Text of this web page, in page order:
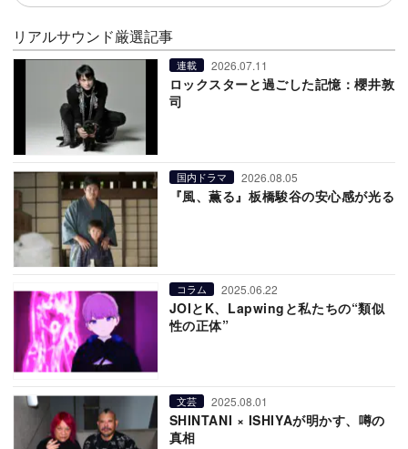
リアルサウンド厳選記事
連載 2026.07.11
ロックスターと過ごした記憶：櫻井敦
司
国内ドラマ 2026.08.05
『風、薫る』板橋駿谷の安心感が光る
コラム 2025.06.22
JOIとK、Lapwingと私たちの“類似
性の正体”
文芸 2025.08.01
SHINTANI × ISHIYAが明かす、噂の
真相